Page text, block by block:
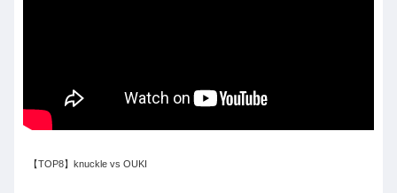
【TOP8】knuckle vs OUKI